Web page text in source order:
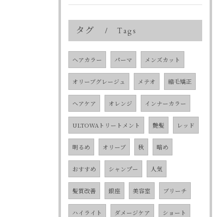
タグ Tags
ヘアカラー パーマ メンズカット
オリーブグレージュ メテオ 縮毛矯正
ヘアケア オレンジ インナーカラー
ULTOWAトリートメント 艶髪 レッド
明るめ オリーブ 秋 暗め
おすすめ シャンプー 人気
髪質改善 銀座 美容室 ブリーチ
ハイライト ダメージケア ショート